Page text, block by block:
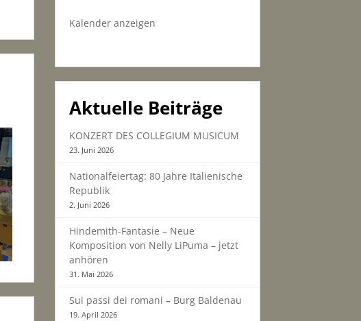
Kalender anzeigen
Aktuelle Beiträge
KONZERT DES COLLEGIUM MUSICUM
23. Juni 2026
Nationalfeiertag: 80 Jahre Italienische
Republik
2. Juni 2026
Hindemith-Fantasie – Neue
Komposition von Nelly LiPuma – jetzt
anhören
31. Mai 2026
Sui passi dei romani – Burg Baldenau
19. April 2026